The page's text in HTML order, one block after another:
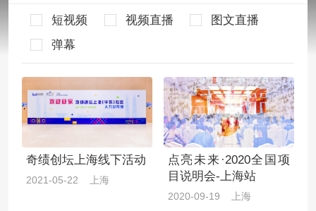
短视频 视频直播
图文直播
弹幕
奇绩创坛上海线下活动
2021-05-22 上海
点亮未来·2020全国项
目说明会-上海站
2020-09-19 上海